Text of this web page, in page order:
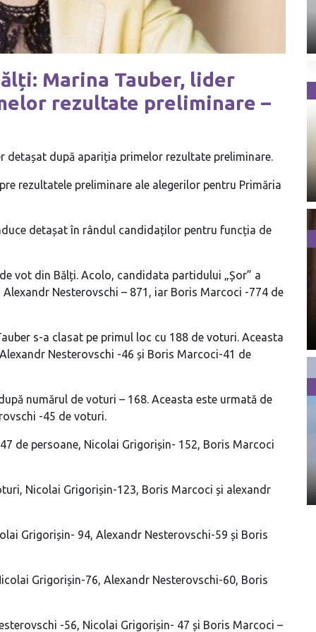
Marina Tauber, lider
rezultate preliminare –
detașat după apariția primelor rezultate preliminare.
rezultatele preliminare ale alegerilor pentru Primăria
detașat în rândul candidaților pentru funcția de
vot din Bălți. Acolo, candidata partidului „Șor” a
Nesterovschi – 871, iar Boris Marcoci -774 de
s-a clasat pe primul loc cu 188 de voturi. Aceasta
Nesterovschi -46 și Boris Marcoci-41 de
numărul de voturi – 168. Aceasta este urmată de
-45 de voturi.
de persoane, Nicolai Grigorișin- 152, Boris Marcoci
Nicolai Grigorișin-123, Boris Marcoci și alexandr
Grigorișin- 94, Alexandr Nesterovschi-59 și Boris
Grigorișin-76, Alexandr Nesterovschi-60, Boris
-56, Nicolai Grigorișin- 47 și Boris Marcoci –